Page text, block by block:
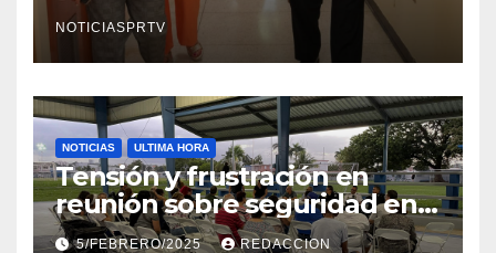
en Mayagüez
NOTICIASPRTV
NOTICIAS ULTIMA HORA
Tensión y frustración en
reunión sobre seguridad en
Reparto Metropolitano
5/FEBRERO/2025 REDACCION